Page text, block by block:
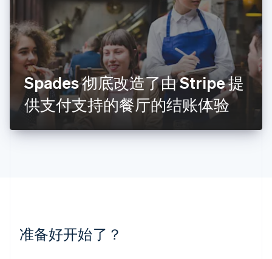
Spades 彻底改造了由 Stripe 提
供支付支持的餐厅的结账体验
准备好开始了？
列支敦士登
DeutschEnglish
卢森堡
FrançaisDeutsch English
罗马尼亚
English
马尔他
English
马来西亚
English 简体中文
美国
日本
日本語English